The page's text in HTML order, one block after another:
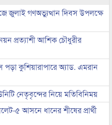
জুলাই গণঅভ্যুত্থান দিবস উপলক্ষে
প্রত্যাশী আশিক চৌধুরীর
পড়া কুশিয়ারাপারে অ্যাড. এমরান
নেতৃবৃন্দের নিয়ে মতিবিনিময়
৫ আসনে ধানের শীষের প্রার্থী